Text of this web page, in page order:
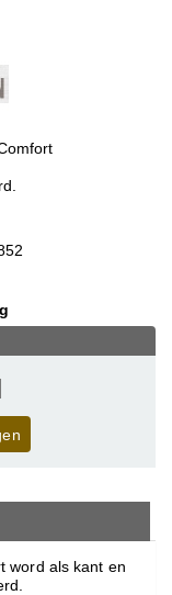
word als kant en